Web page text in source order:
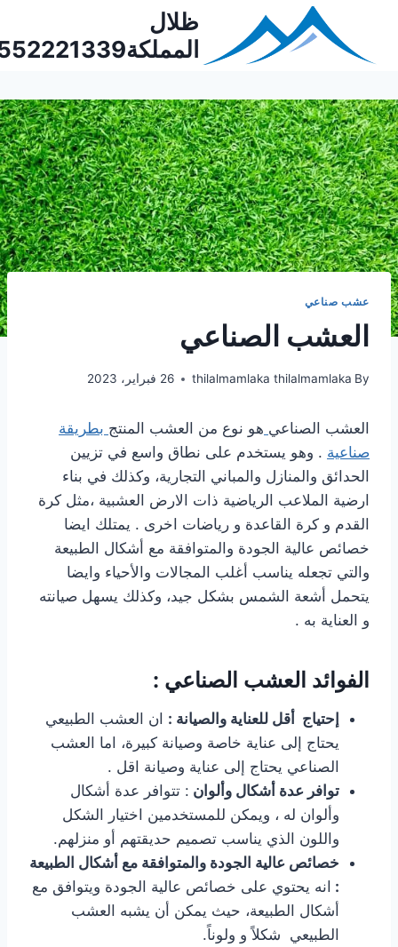
content
ظلال
المملكة0552221339
عشب صناعي
العشب الصناعي
By
thilalmamlaka thilalmamlaka 26 فبراير، 2023
العشب الصناعي هو نوع من العشب المنتج بطريقة
صناعية . وهو يستخدم على نطاق واسع في تزيين
الحدائق والمنازل والمباني التجارية، وكذلك في بناء
ارضية الملاعب الرياضية ذات الارض العشبية ،مثل كرة
القدم و كرة القاعدة و رياضات اخرى . يمتلك ايضا
خصائص عالية الجودة والمتوافقة مع أشكال الطبيعة
والتي تجعله يناسب أغلب المجالات والأحياء وايضا
يتحمل أشعة الشمس بشكل جيد، وكذلك يسهل صيانته
و العناية به .
الفوائد العشب الصناعي :
إحتياج أقل للعناية والصيانة : ان العشب الطبيعي
يحتاج إلى عناية خاصة وصيانة كبيرة، اما العشب
الصناعي يحتاج إلى عناية وصيانة اقل .
توافر عدة أشكال وألوان : تتوافر عدة أشكال
وألوان له ، ويمكن للمستخدمين اختيار الشكل
واللون الذي يناسب تصميم حديقتهم أو منزلهم.
خصائص عالية الجودة والمتوافقة مع أشكال الطبيعة
: انه يحتوي على خصائص عالية الجودة ويتوافق مع
أشكال الطبيعة، حيث يمكن أن يشبه العشب
الطبيعي شكلاً و ولوناً.